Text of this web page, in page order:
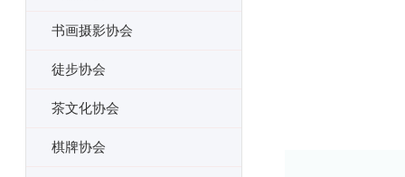
书画摄影协会
徒步协会
茶文化协会
棋牌协会